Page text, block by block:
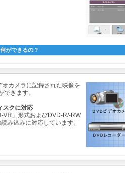
ができるの？
カメラに記録された映像を
できます。
スクに対応
VR」形式およびDVD-R/-RW
み込みに対応しています。